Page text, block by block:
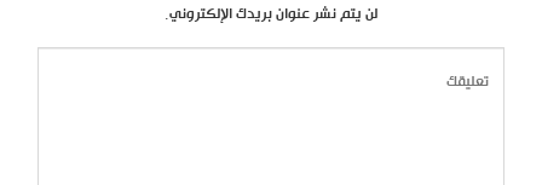
لن يتم نشر عنوان بريدك الإلكتروني.